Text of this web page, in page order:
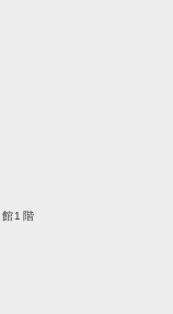
1階